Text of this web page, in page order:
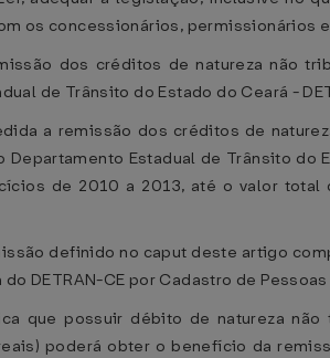
os concessionários, permissionários
dos créditos de natureza não
de Trânsito do Estado do Ceará -
a remissão dos créditos de
Departamento Estadual de Trânsito do
de 2010 a 2013, até o valor
definido no caput deste artigo
DETRAN-CE por Cadastro de
que possuir débito de natureza
poderá obter o benefício da